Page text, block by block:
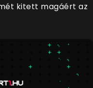
kitett magáért az